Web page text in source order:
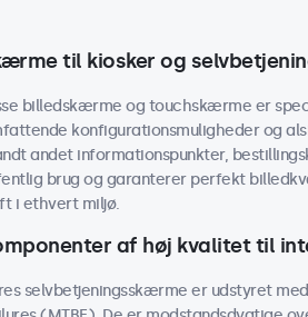
til kiosker og
billedskærme og touchskærme er
konfigurationsmuligheder og
andet informationspunkter,
brug og garanterer perfekt
i ethvert miljø.
af høj kvalitet til
selvbetjeningsskærme er udstyret